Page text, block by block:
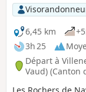
6,45 km
3h 25
Départ à
Vaud) (Canton